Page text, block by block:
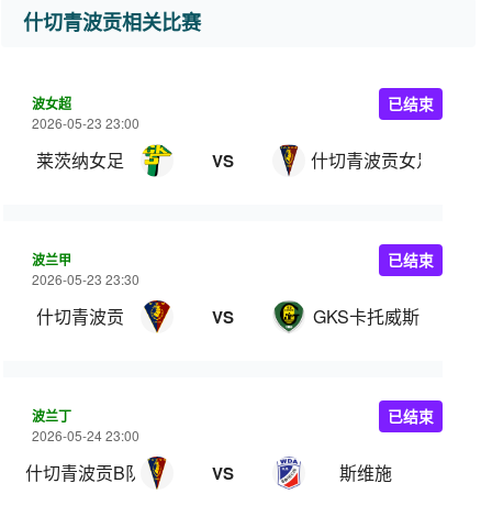
什切青波贡相关比赛
波女超
2026-05-23 23:00
莱茨纳女足 VS 什切青波贡女足
已结束
波兰甲
2026-05-23 23:30
什切青波贡 VS GKS卡托威斯
已结束
波兰丁
2026-05-24 23:00
什切青波贡B队 VS 斯维施
已结束